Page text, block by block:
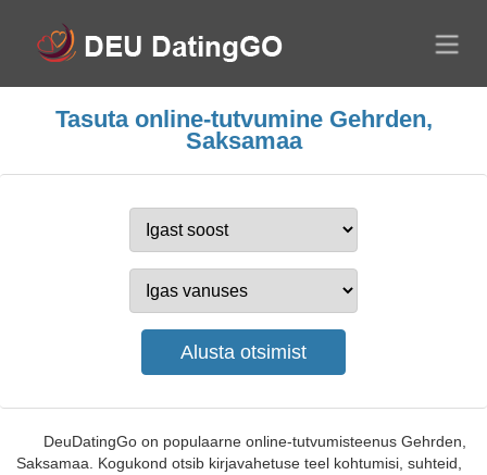
Tasuta online-tutvumine Gehrden,
Saksamaa
DeuDatingGo on populaarne online-tutvumisteenus Gehrden,
Saksamaa. Kogukond otsib kirjavahetuse teel kohtumisi, suhteid,